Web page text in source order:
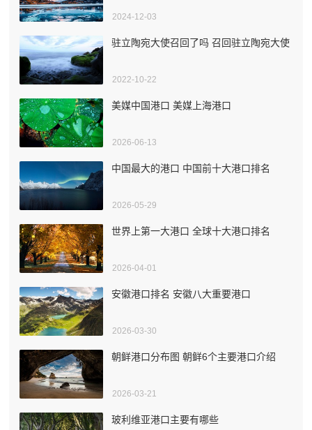
2024-12-03
驻立陶宛大使召回了吗 召回驻立陶宛大使
2022-10-22
美媒中国港口 美媒上海港口
2026-06-13
中国最大的港口 中国前十大港口排名
2026-05-29
世界上第一大港口 全球十大港口排名
2026-04-01
安徽港口排名 安徽八大重要港口
2026-03-30
朝鲜港口分布图 朝鲜6个主要港口介绍
2026-03-21
玻利维亚港口主要有哪些